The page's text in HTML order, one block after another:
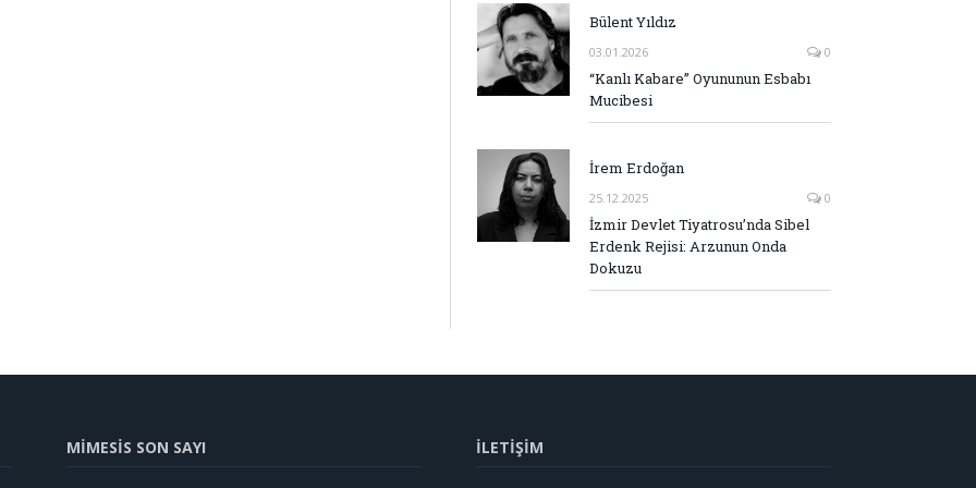
Bülent Yıldız
03.01.2026 0
“Kanlı Kabare” Oyununun Esbabı
Mucibesi
İrem Erdoğan
25.12.2025 0
İzmir Devlet Tiyatrosu’nda Sibel
Erdenk Rejisi: Arzunun Onda
Dokuzu
MİMESİS SON SAYI İLETİŞİM